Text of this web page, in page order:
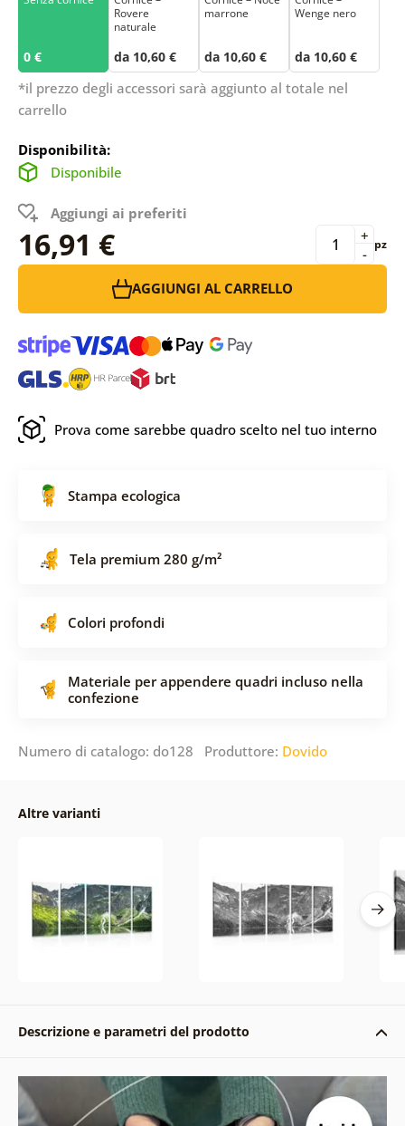
0 €
Rovere
naturale
da 10,60 €
marrone
da 10,60 €
Wenge nero
da 10,60 €
*il prezzo degli accessori sarà aggiunto al totale nel
carrello
Disponibilità:
Disponibile
Aggiungi ai preferiti
16,91 € -
+ pz
AGGIUNGI AL CARRELLO
Prova come sarebbe quadro scelto nel tuo interno
Stampa ecologica
Tela premium 280 g/m²
Colori profondi
Materiale per appendere quadri incluso nella
confezione
Numero di catalogo: do128 Produttore: Dovido
Altre varianti
Descrizione e parametri del prodotto